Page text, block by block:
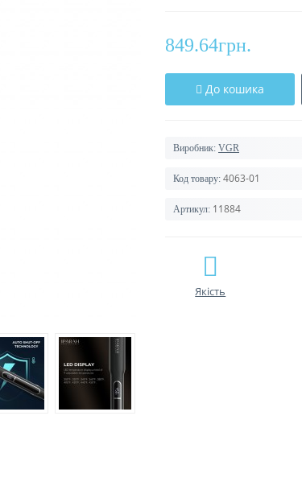
849.64грн.
До кошика
Виробник: VGR
Код товару: 4063-01
Артикул: 11884
Якість